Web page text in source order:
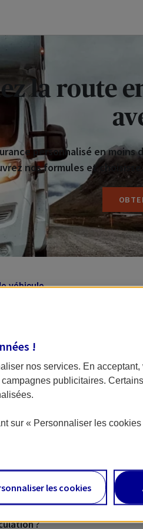
!
nos services. En
publicitaires.
sur « Personnaliser les cookies
les cookies
la route
personnalisé en moins
nos formules et
véhicule.
?